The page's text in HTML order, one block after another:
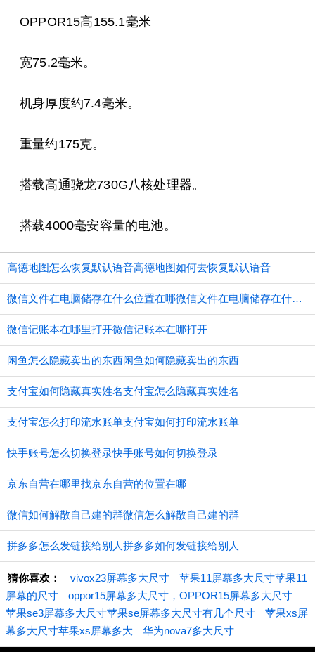
OPPOR15高155.1毫米
宽75.2毫米。
机身厚度约7.4毫米。
重量约175克。
搭载高通骁龙730G八核处理器。
搭载4000毫安容量的电池。
高德地图怎么恢复默认语音高德地图如何去恢复默认语音
微信文件在电脑储存在什么位置在哪微信文件在电脑储存在什么位置
微信记账本在哪里打开微信记账本在哪打开
闲鱼怎么隐藏卖出的东西闲鱼如何隐藏卖出的东西
支付宝如何隐藏真实姓名支付宝怎么隐藏真实姓名
支付宝怎么打印流水账单支付宝如何打印流水账单
快手账号怎么切换登录快手账号如何切换登录
京东自营在哪里找京东自营的位置在哪
微信如何解散自己建的群微信怎么解散自己建的群
拼多多怎么发链接给别人拼多多如何发链接给别人
猜你喜欢： vivox23屏幕多大尺寸
苹果11屏幕多大尺寸苹果11
屏幕的尺寸
oppor15屏幕多大尺寸，OPPOR15屏幕多大尺寸
苹果se3屏幕多大尺寸苹果se屏幕多大尺寸有几个尺寸
苹果xs屏
幕多大尺寸苹果xs屏幕多大
华为nova7多大尺寸